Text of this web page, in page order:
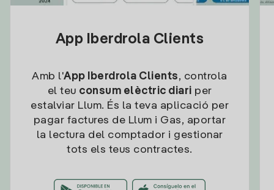
App Iberdrola Clients
Amb l'App Iberdrola Clients, controla
el teu consum elèctric diari per
estalviar Llum. És la teva aplicació per
pagar factures de Llum i Gas, aportar
la lectura del comptador i gestionar
tots els teus contractes.